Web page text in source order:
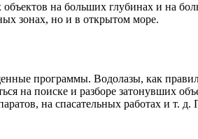
на больших глубинах и на
зонах, но и в открытом море.
программы. Водолазы, как
на поиске и разборе затонувших
на спасательных работах и т.